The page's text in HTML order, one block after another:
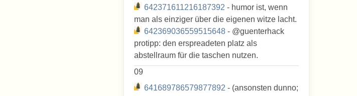
642371611216187392 - humor ist, wenn
man als einziger über die eigenen witze lacht.
642369036559515648- @guenterhack
protipp: den erspreadeten platz als
abstellraum für die taschen nutzen.
09
641689786579877892 - (ansonsten dunno;